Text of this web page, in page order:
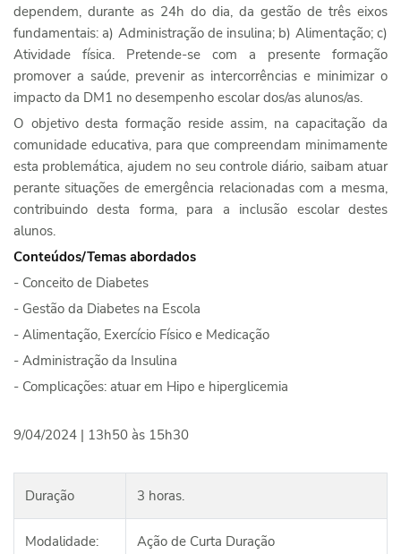
dependem, durante as 24h do dia, da gestão de três eixos
fundamentais: a) Administração de insulina; b) Alimentação; c)
Atividade física. Pretende-se com a presente formação
promover a saúde, prevenir as intercorrências e minimizar o
impacto da DM1 no desempenho escolar dos/as alunos/as.
O objetivo desta formação reside assim, na capacitação da
comunidade educativa, para que compreendam minimamente
esta problemática, ajudem no seu controle diário, saibam atuar
perante situações de emergência relacionadas com a mesma,
contribuindo desta forma, para a inclusão escolar destes
alunos.
Conteúdos/Temas abordados
- Conceito de Diabetes
- Gestão da Diabetes na Escola
- Alimentação, Exercício Físico e Medicação
- Administração da Insulina
- Complicações: atuar em Hipo e hiperglicemia
9/04/2024 | 13h50 às 15h30
Duração 3 horas.
Modalidade: Ação de Curta Duração